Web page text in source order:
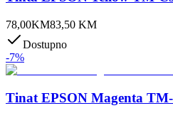
78,00KM83,50 KM
Dostupno
-7%
Tinat EPSON Magenta